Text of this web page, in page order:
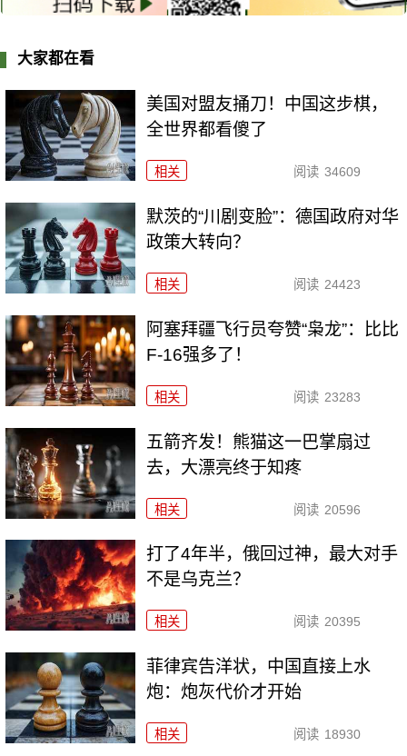
大家都在看
美国对盟友捅刀！中国这步棋，
全世界都看傻了
相关 阅读 34609
默茨的“川剧变脸”：德国政府对华
政策大转向？
相关 阅读 24423
阿塞拜疆飞行员夸赞“枭龙”：比比
F-16强多了！
相关 阅读 23283
五箭齐发！熊猫这一巴掌扇过
去，大漂亮终于知疼
相关 阅读 20596
打了4年半，俄回过神，最大对手
不是乌克兰？
相关 阅读 20395
菲律宾告洋状，中国直接上水
炮：炮灰代价才开始
相关 阅读 18930